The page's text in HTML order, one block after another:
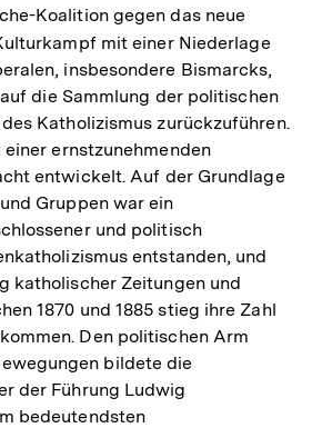
Koalition gegen das neue
mit einer Niederlage
insbesondere Bismarcks,
die Sammlung der politischen
Katholizismus zurückzuführen.
ernstzunehmenden
entwickelt. Auf der Grundlage
Gruppen war ein
und politisch
entstanden, und
katholischer Zeitungen und
1870 und 1885 stieg ihre Zahl
Den politischen Arm
bildete die
der Führung Ludwig
bedeutendsten